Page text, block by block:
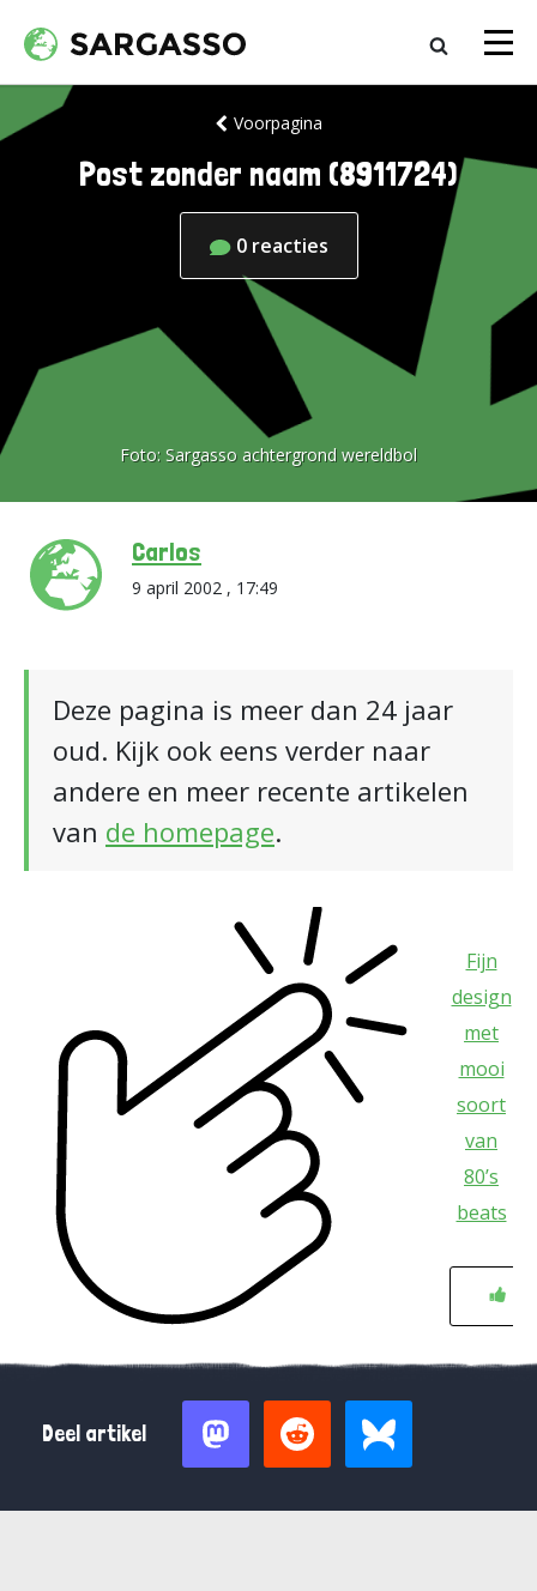
Voorpagina
Post zonder naam (8911724)
0 reacties
Foto: Sargasso achtergrond wereldbol
Carlos
9 april 2002 , 17:49
Deze pagina is meer dan 24 jaar
oud. Kijk ook eens verder naar
andere en meer recente artikelen
van de homepage.
Fijn
design
met
mooi
soort
van
80’s
beats
Deel artikel